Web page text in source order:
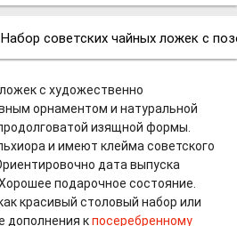
Набор советских чайных ложек с
с художественно
орнаментом и натуральной
изящной формы.
и имеют клейма советского
дата выпуска
подарочное состояние.
красивый столовый набор или
дополнения кпосеребренному